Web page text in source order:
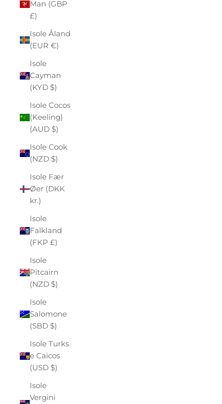
Man (GBP
£)
Isole Åland
(EUR €)
Isole
Cayman
(KYD $)
Isole Cocos
(Keeling)
(AUD $)
Isole Cook
(NZD $)
Isole Fær
Øer (DKK
kr.)
Isole
Falkland
(FKP £)
Isole
Pitcairn
(NZD $)
Isole
Salomone
(SBD $)
Isole Turks
e Caicos
(USD $)
Isole
Vergini